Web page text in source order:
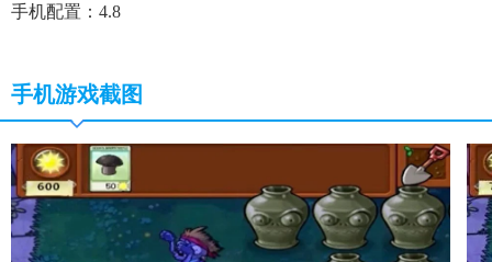
手机配置：4.8
手机游戏截图